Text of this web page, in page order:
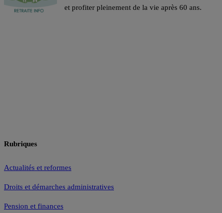
et profiter pleinement de la vie après 60 ans.
Rubriques
Actualités et reformes
Droits et démarches administratives
Pension et finances